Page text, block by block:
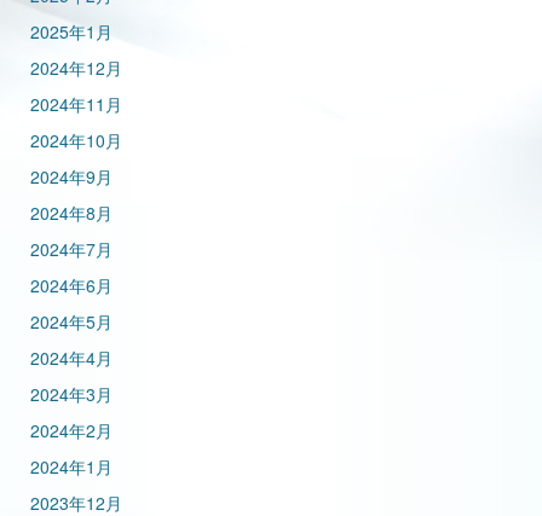
2025年1月
2024年12月
2024年11月
2024年10月
2024年9月
2024年8月
2024年7月
2024年6月
2024年5月
2024年4月
2024年3月
2024年2月
2024年1月
2023年12月